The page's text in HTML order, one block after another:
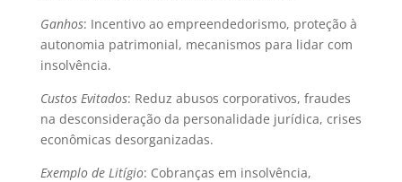
Ganhos: Incentivo ao empreendedorismo, proteção à
autonomia patrimonial, mecanismos para lidar com
insolvência.
Custos Evitados: Reduz abusos corporativos, fraudes
na desconsideração da personalidade jurídica, crises
econômicas desorganizadas.
Exemplo de Litígio: Cobranças em insolvência,